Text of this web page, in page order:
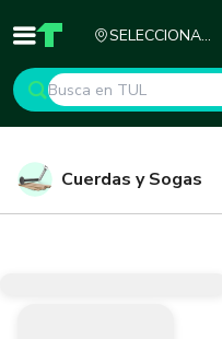
Inicio TUL - TuSELECCIONA
Cuerdas y Sogas